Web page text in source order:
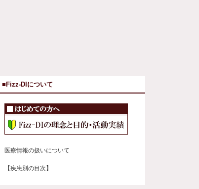
■Fizz-DIについて
医療情報の扱いについて
【疾患別の目次】